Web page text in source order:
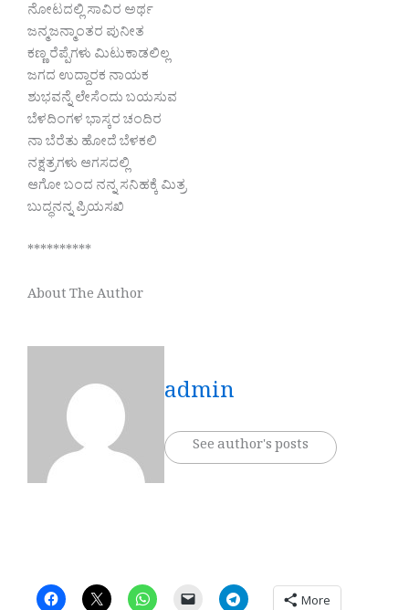
ನೋಟದಲ್ಲಿ ಸಾವಿರ ಅರ್ಥ
ಜನ್ಮಜನ್ಮಾಂತರ ಪುನೀತ
ಕಣ್ಣ ರೆಪ್ಪೆಗಳು ಮಿಟುಕಾಡಲಿಲ್ಲ
ಜಗದ ಉದ್ದಾರಕ ನಾಯಕ
ಶುಭವನ್ನೆ ಲೇಸೆಂದು ಬಯಸುವ
ಬೆಳದಿಂಗಳ ಭಾಸ್ಕರ ಚಂದಿರ
ನಾ ಬೆರೆತು ಹೋದೆ ಬೆಳಕಲಿ
ನಕ್ಷತ್ರಗಳು ಆಗಸದಲ್ಲಿ
ಆಗೋ ಬಂದ ನನ್ನ ಸನಿಹಕ್ಕೆ ಮಿತ್ರ
ಬುದ್ಧನನ್ನ ಪ್ರಿಯಸಖಿ
**********
About The Author
admin
See author's posts
More